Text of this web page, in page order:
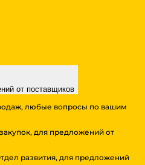
от поставщиков
любые вопросы по вашим
для предложений от
развития, для предложений